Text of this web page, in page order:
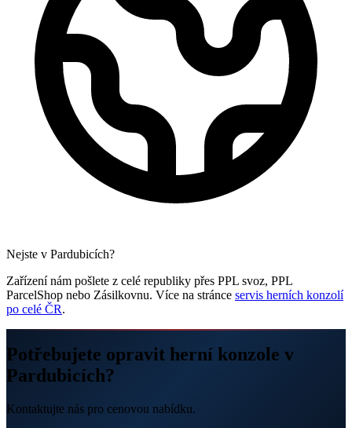
Nejste v Pardubicích?
Zařízení nám pošlete z celé republiky přes PPL svoz, PPL
ParcelShop nebo Zásilkovnu. Více na stránce servis herních konzolí
po celé ČR.
Potřebujete opravit herní konzole v
Pardubicích?
Kontaktujte nás pro cenovou nabídku.